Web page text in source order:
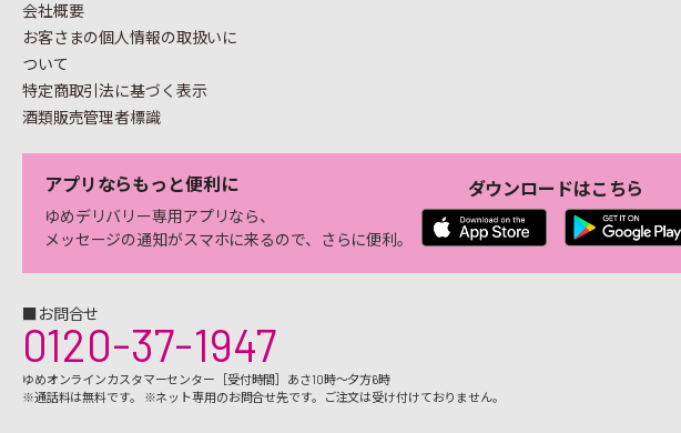
会社概要
お客さまの個人情報の取扱いに
ついて
特定商取引法に基づく表示
酒類販売管理者標識
アプリならもっと便利に
ゆめデリバリー専用アプリなら、
メッセージの通知がスマホに来るので、さらに便利。
ダウンロードはこちら
■お問合せ
0120-37-1947
ゆめオンラインカスタマーセンター［受付時間］あさ10時～夕方6時
※通話料は無料です。 ※ネット専用のお問合せ先です。ご注文は受け付けておりません。